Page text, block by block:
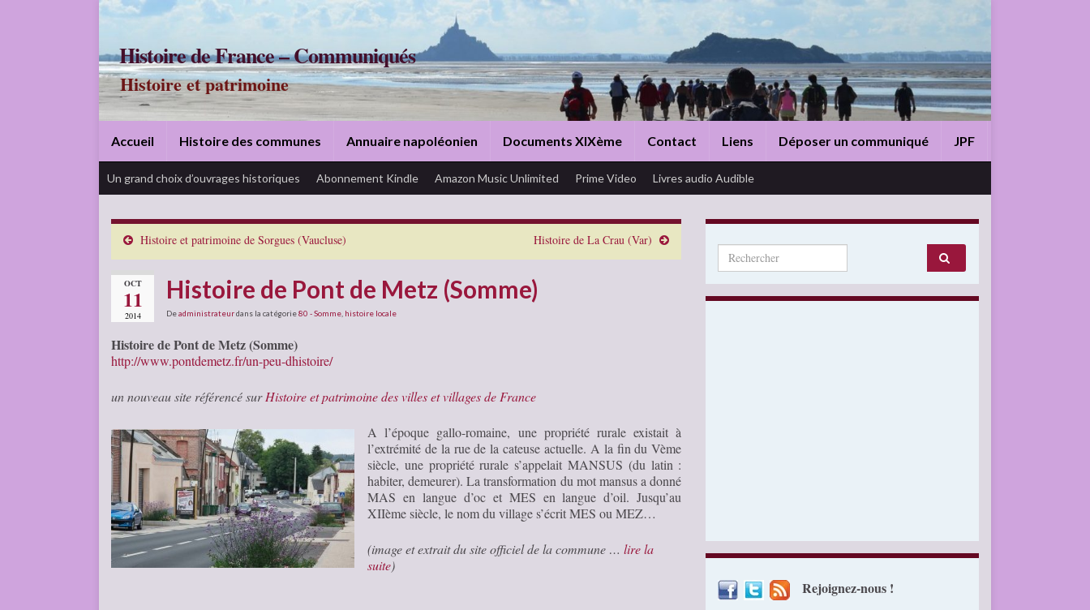
Histoire de France – Communiqués
Histoire et patrimoine
Accueil Histoire des communes Annuaire napoléonien Documents XIXème Contact Liens Déposer un communiqué JPF
Un grand choix d’ouvrages historiques Abonnement Kindle Amazon Music Unlimited Prime Video Livres audio Audible
Histoire et patrimoine de Sorgues (Vaucluse) Histoire de La Crau (Var)
OCT
11
2014
Histoire de Pont de Metz (Somme)
Deadministrateurdans la catégorie80 - Somme histoire locale
Histoire de Pont de Metz (Somme)
http://www.pontdemetz.fr/un-peu-dhistoire/
un nouveau site référencé surHistoire et patrimoine des villes et villages de France
A l’époque gallo-romaine, une propriété rurale existait à
l’extrémité de la rue de la cateuse actuelle. A la fin du Vème
siècle, une propriété rurale s’appelait MANSUS (du latin :
habiter, demeurer). La transformation du mot mansus a donné
MAS en langue d’oc et MES en langue d’oil. Jusqu’au
XIIème siècle, le nom du village s’écrit MES ou MEZ…
(image et extrait du site officiel de la commune … lire la
suite)
Search for:
Rejoignez-nous !